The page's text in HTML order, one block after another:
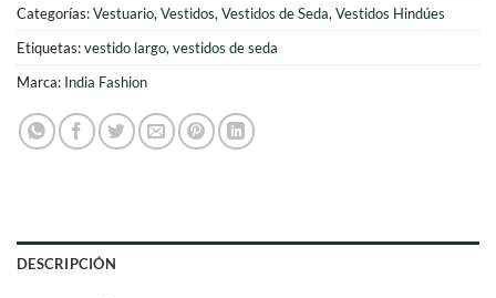
Categorías:Vestuario, Vestidos, Vestidos de Seda, Vestidos Hindúes
Etiquetas:vestido largo, vestidos de seda
Marca: India Fashion
DESCRIPCIÓN